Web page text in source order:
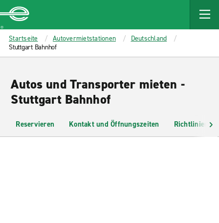
MAIN
CONTENT
Enterprise
Startseite Autovermietstationen
Deutschland
Stuttgart Bahnhof
Autos und Transporter mieten -
Stuttgart Bahnhof
Reservieren Kontakt und Öffnungszeiten Richtlinien